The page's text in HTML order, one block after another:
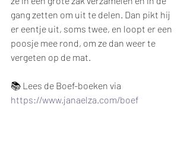
gang zetten om uit te delen. Dan pikt hij
er eentje uit, soms twee, en loopt er een
poosje mee rond, om ze dan weer te
vergeten op de mat.
📚 Lees de Boef-boeken via
https://www.janaelza.com/boef